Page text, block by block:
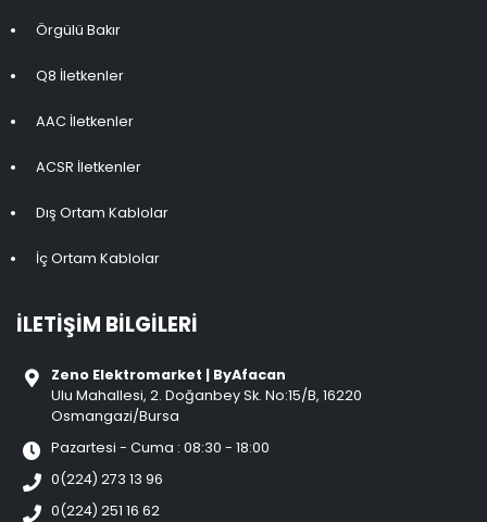
Örgülü Bakır
Q8 İletkenler
AAC İletkenler
ACSR İletkenler
Dış Ortam Kablolar
İç Ortam Kablolar
İLETIŞIM BILGILERI
Zeno Elektromarket | ByAfacan
Ulu Mahallesi, 2. Doğanbey Sk. No:15/B, 16220
Osmangazi/Bursa
Pazartesi - Cuma : 08:30 - 18:00
0(224) 273 13 96
0(224) 251 16 62